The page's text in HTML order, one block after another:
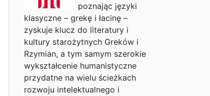
poznając języki
klasyczne – grekę i łacinę –
zyskuje klucz do literatury i
kultury starożytnych Greków i
Rzymian, a tym samym szerokie
wykształcenie humanistyczne
przydatne na wielu ścieżkach
rozwoju intelektualnego i